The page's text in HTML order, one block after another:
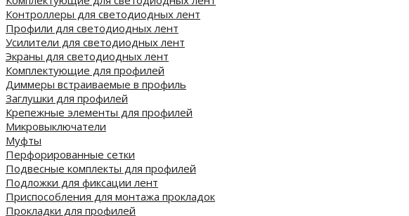
Контроллеры для светодиодных лент
Профили для светодиодных лент
Усилители для светодиодных лент
Экраны для светодиодных лент
Комплектующие для профилей
Диммеры встраиваемые в профиль
Заглушки для профилей
Крепежные элементы для профилей
Микровыключатели
Муфты
Перфорированные сетки
Подвесные комплекты для профилей
Подложки для фиксации лент
Приспособления для монтажа прокладок
Прокладки для профилей